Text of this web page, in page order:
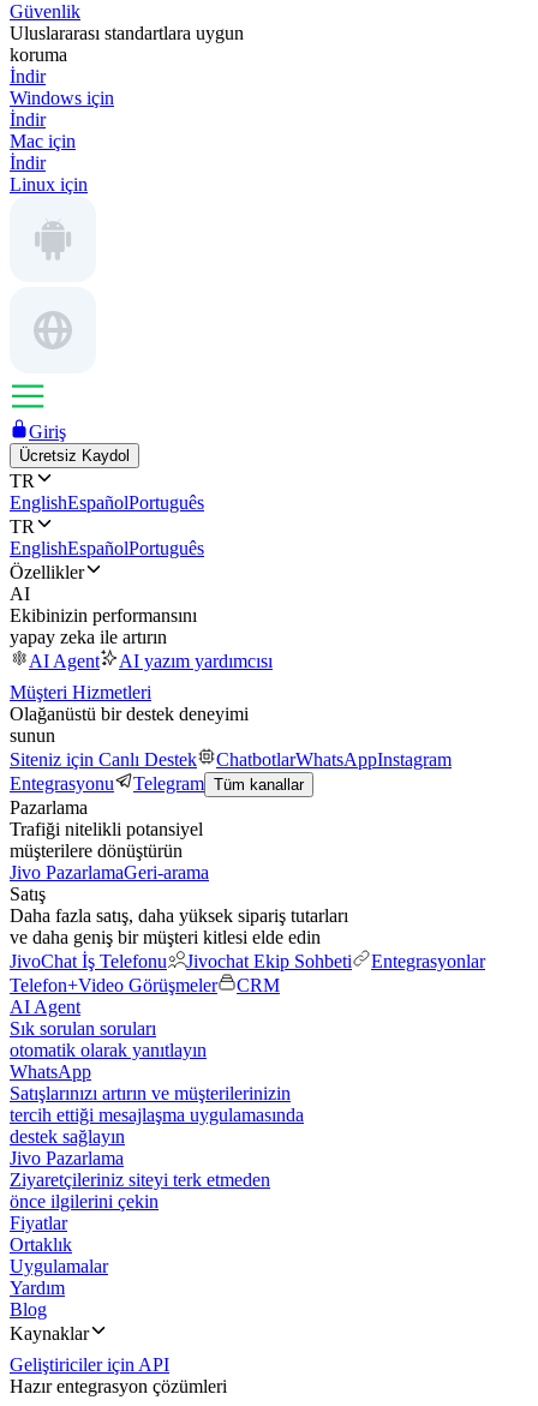
Güvenlik
Uluslararası standartlara uygun
koruma
İndir
Windows için
İndir
Mac için
İndir
Linux için
Giriş
Ücretsiz Kaydol
TR
EnglishEspañolPortuguês
TR
EnglishEspañolPortuguês
Özellikler
AI
Ekibinizin performansını
yapay zeka ile artırın
AI Agent
AI yazım yardımcısı
Müşteri Hizmetleri
Olağanüstü bir destek deneyimi
sunun
Siteniz için Canlı Destek
ChatbotlarWhatsAppInstagram
Entegrasyonu
Telegram Tüm kanallar
Pazarlama
Trafiği nitelikli potansiyel
müşterilere dönüştürün
Jivo PazarlamaGeri-arama
Satış
Daha fazla satış, daha yüksek sipariş tutarları
ve daha geniş bir müşteri kitlesi elde edin
JivoChat İş Telefonu
Jivochat Ekip Sohbeti
Entegrasyonlar
Telefon+Video Görüşmeler
CRM
AI Agent
Sık sorulan soruları
otomatik olarak yanıtlayın
WhatsApp
Satışlarınızı artırın ve müşterilerinizin
tercih ettiği mesajlaşma uygulamasında
destek sağlayın
Jivo Pazarlama
Ziyaretçileriniz siteyi terk etmeden
önce ilgilerini çekin
Fiyatlar
Ortaklık
Uygulamalar
Yardım
Blog
Kaynaklar
Geliştiriciler için API
Hazır entegrasyon çözümleri